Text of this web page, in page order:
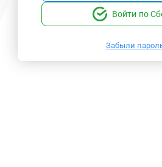
Войти по
Забыли